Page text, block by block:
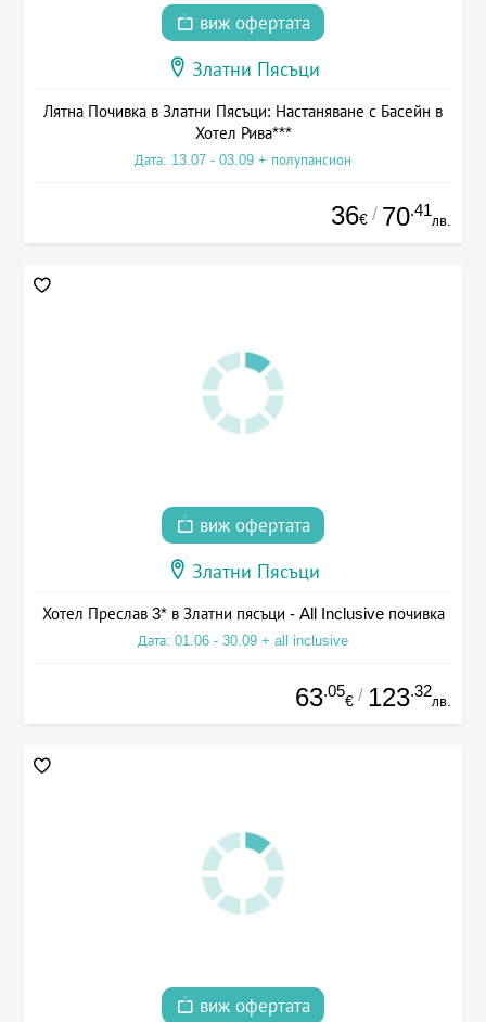
виж офертата
Златни Пясъци
Лятна Почивка в Златни Пясъци: Настаняване с Басейн в
Хотел Рива***
Дата: 13.07 - 03.09 + полупансион
36€ / 70.41
лв.
виж офертата
Златни Пясъци
Хотел Преслав 3* в Златни пясъци - All Inclusive почивка
Дата: 01.06 - 30.09 + all inclusive
63.05
€ / 123.32
лв.
виж офертата